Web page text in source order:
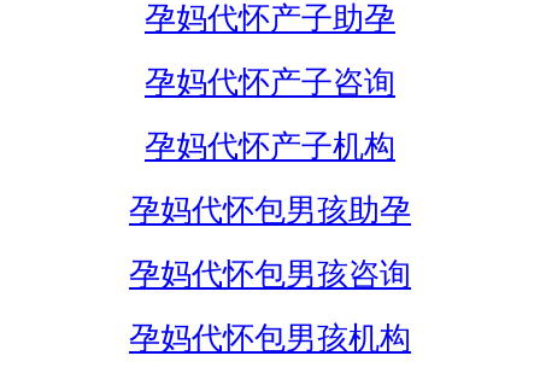
孕妈代怀产子助孕
孕妈代怀产子咨询
孕妈代怀产子机构
孕妈代怀包男孩助孕
孕妈代怀包男孩咨询
孕妈代怀包男孩机构